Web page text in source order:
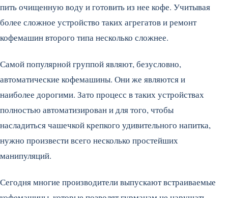
пить очищенную воду и готовить из нее кофе. Учитывая
более сложное устройство таких агрегатов и ремонт
кофемашин второго типа несколько сложнее.
Самой популярной группой являют, безусловно,
автоматические кофемашины. Они же являются и
наиболее дорогими. Зато процесс в таких устройствах
полностью автоматизирован и для того, чтобы
насладиться чашечкой крепкого удивительного напитка,
нужно произвести всего несколько простейших
манипуляций.
Сегодня многие производители выпускают встраиваемые